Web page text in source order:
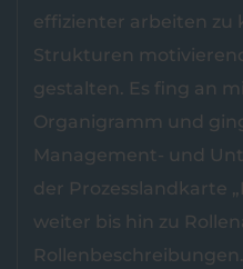
effizienter arbeiten zu
Strukturen
gestalten. Es fing an
Organigramm und
Management- und
der Prozesslandkarte
weiter bis hin zu